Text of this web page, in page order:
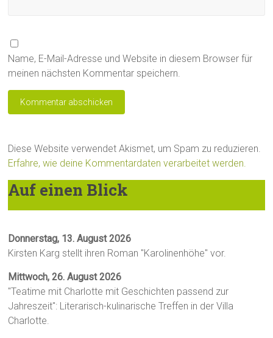
Name, E-Mail-Adresse und Website in diesem Browser für
meinen nächsten Kommentar speichern.
Diese Website verwendet Akismet, um Spam zu reduzieren.
Erfahre, wie deine Kommentardaten verarbeitet werden.
Auf einen Blick
Donnerstag, 13. August 2026
Kirsten Karg stellt ihren Roman "Karolinenhöhe" vor.
Mittwoch, 26. August 2026
"Teatime mit Charlotte mit Geschichten passend zur
Jahreszeit": Literarisch-kulinarische Treffen in der Villa
Charlotte.